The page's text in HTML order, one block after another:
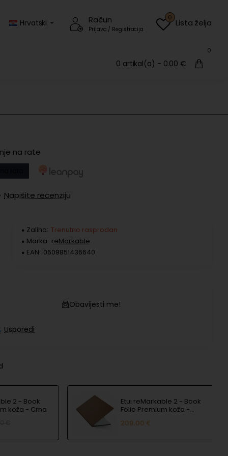
Hrvatski Račun
Prijava / Registracija
Lista želja
0
0 artikal(a) - 0.00 €
0
na rate
Napišite recenziju
Zaliha: Trenutno rasprodan
Marka: reMarkable
EAN: 0609851436640
Obavijesti me!
Usporedi
2 - Book
koža - Crna
Etui reMarkable 2 - Book
Folio Premium koža -
209.00 €